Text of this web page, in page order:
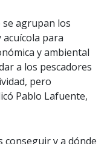
se agrupan los
para
y ambiental
a los pescadores
pero
Pablo Lafuente,
conseguir y a dónde